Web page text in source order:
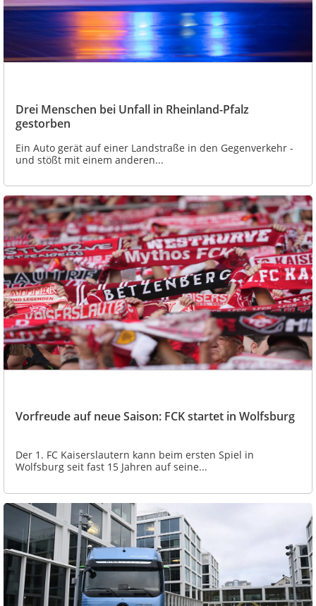
Drei Menschen bei Unfall in Rheinland-Pfalz
gestorben
Ein Auto gerät auf einer Landstraße in den Gegenverkehr -
und stößt mit einem anderen...
Vorfreude auf neue Saison: FCK startet in Wolfsburg
Der 1. FC Kaiserslautern kann beim ersten Spiel in
Wolfsburg seit fast 15 Jahren auf seine...